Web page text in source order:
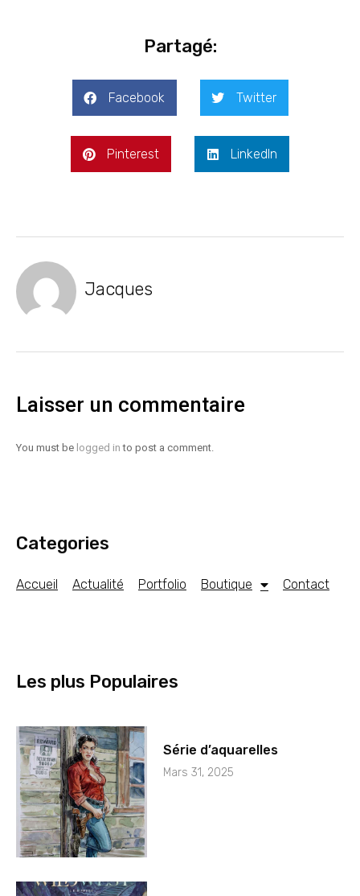
Partagé:
Facebook Twitter
Pinterest LinkedIn
Jacques
Laisser un commentaire
You must be logged in to post a comment.
Categories
Accueil Actualité Portfolio Boutique Contact
Les plus Populaires
Série d’aquarelles
Mars 31, 2025